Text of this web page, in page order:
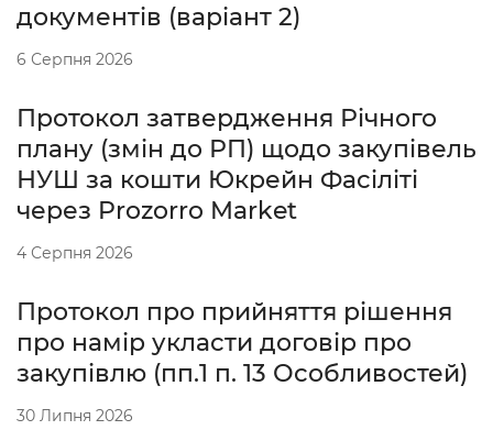
документів (варіант 2)
6 Серпня 2026
Протокол затвердження Річного
плану (змін до РП) щодо закупівель
НУШ за кошти Юкрейн Фасіліті
через Prozorro Market
4 Серпня 2026
Протокол про прийняття рішення
про намір укласти договір про
закупівлю (пп.1 п. 13 Особливостей)
30 Липня 2026